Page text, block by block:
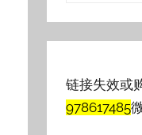
链接失效或
978617485